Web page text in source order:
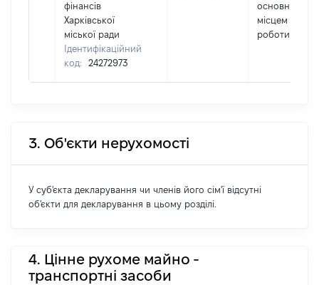
фінансів
Харківської
міської ради
Ідентифікаційний
код:
24272973
основним
місцем
роботи
3. Об'єкти нерухомості
У суб'єкта декларування чи членів його сім'ї відсутні
об'єкти для декларування в цьому розділі.
4. Цінне рухоме майно -
транспортні засоби